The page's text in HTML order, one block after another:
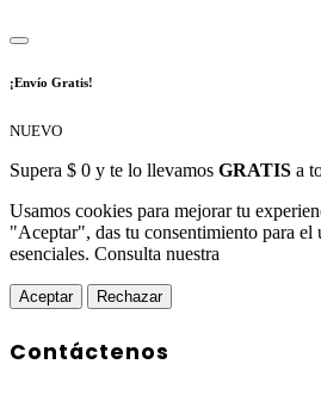
¡Envío Gratis!
NUEVO
Supera $ 0 y te lo llevamos GRATIS a
Usamos cookies para mejorar tu
"Aceptar", das tu consentimiento para el
esenciales. Consulta nuestra
Aceptar Rechazar
Contáctenos